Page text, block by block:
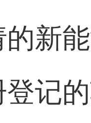
新
记